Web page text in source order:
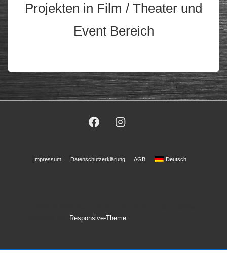
Projekten in Film / Theater und
Event Bereich
Footer-
Impressum Datenschutzerklärung AGB Deutsch
Responsive-Theme